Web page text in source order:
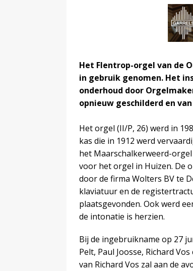
Het Flentrop-orgel van de
in gebruik genomen. Het
onderhoud door
opnieuw geschilderd en
Het orgel (II/P, 26) werd in
kas die in 1912 werd
het Maarschalkerweerd-
voor het orgel in Huizen. De
door de firma Wolters BV te
klaviatuur en de
plaatsgevonden. Ook werd
de intonatie is herzien.
Bij de ingebruikname op 27
Pelt, Paul Joosse, Richard
van Richard Vos zal aan de